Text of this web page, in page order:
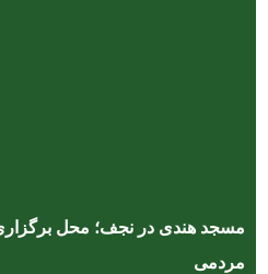
مسجد هندی در نجف؛ محل
مردمی